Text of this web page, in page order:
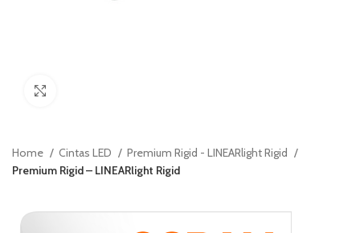
Home Cintas LED
Premium Rigid - LINEARlight Rigid
Premium Rigid – LINEARlight Rigid